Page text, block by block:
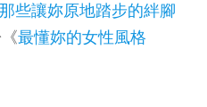
些讓妳原地踏步的絆腳
最懂妳的女性風格